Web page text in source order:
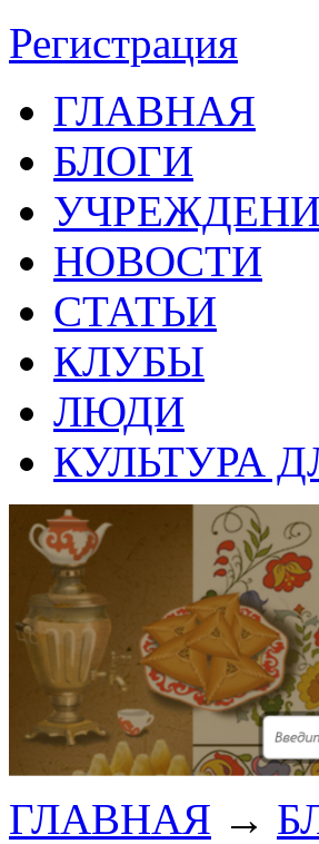
Регистрация
ГЛАВНАЯ
БЛОГИ
НОВОСТИ
СТАТЬИ
КЛУБЫ
ЛЮДИ
КУЛЬТУРА
ГЛАВНАЯ →